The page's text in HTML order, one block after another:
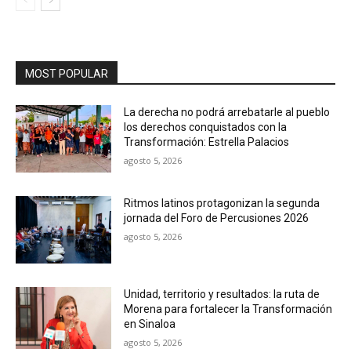
MOST POPULAR
La derecha no podrá arrebatarle al pueblo
los derechos conquistados con la
Transformación: Estrella Palacios
agosto 5, 2026
Ritmos latinos protagonizan la segunda
jornada del Foro de Percusiones 2026
agosto 5, 2026
Unidad, territorio y resultados: la ruta de
Morena para fortalecer la Transformación
en Sinaloa
agosto 5, 2026